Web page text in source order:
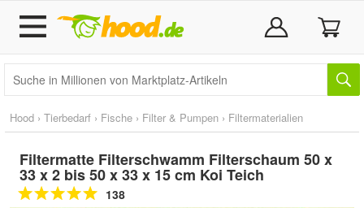
Hood › Tierbedarf › Fische › Filter & Pumpen › Filtermaterialien
Filtermatte Filterschwamm Filterschaum 50 x
33 x 2 bis 50 x 33 x 15 cm Koi Teich
138